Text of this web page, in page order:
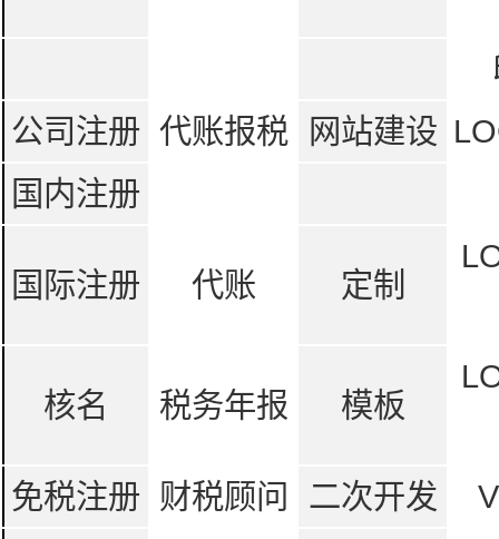
公司注册 代账报税 网站建设
国内注册
国际注册 代账 定制
核名 税务年报 模板
免税注册 财税顾问 二次开发